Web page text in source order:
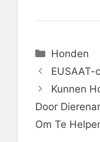
Honden
EUSAAT-
Kunnen
Door
Om Te